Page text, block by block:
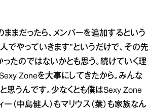
まだったら、メンバーを追加するという
でやっていきます”というだけで、その先
たのではないかとも思う。続けていく理
Zoneを大事にしてきたから。みんな
思うんです。少なくとも僕はSexy Zone
（中島健人）もマリウス（葉）も家族なん